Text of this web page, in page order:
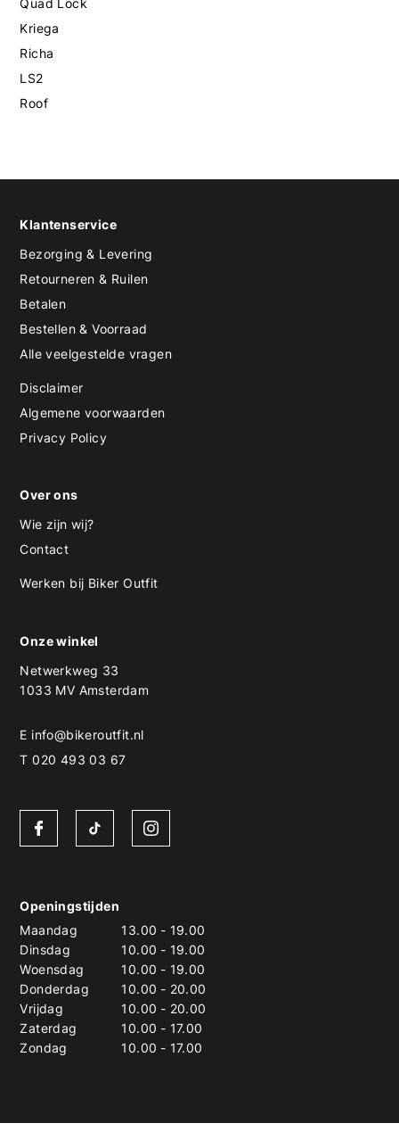
Kriega
Richa
LS2
Roof
Klantenservice
Bezorging & Levering
Retourneren & Ruilen
Betalen
Bestellen & Voorraad
Alle veelgestelde vragen
Disclaimer
Algemene voorwaarden
Privacy Policy
Over ons
Wie zijn wij?
Contact
Werken bij Biker Outfit
Onze winkel
Netwerkweg 33
1033 MV Amsterdam
E info@bikeroutfit.nl
T 020 493 03 67
Openingstijden
Maandag
13.00 - 19.00
Dinsdag
10.00 - 19.00
Woensdag
10.00 - 19.00
Donderdag
10.00 - 20.00
Vrijdag
10.00 - 20.00
Zaterdag
10.00 - 17.00
Zondag
10.00 - 17.00